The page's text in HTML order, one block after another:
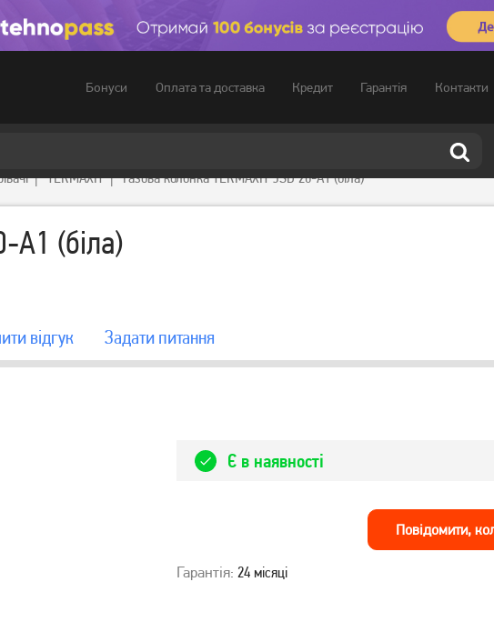
Бонуси Оплата та доставка Кредит Гарантія Контакти
TERMAXIT Газова колонка TERMAXIT JSD 20-A1 (біла)
A1 (біла)
вiдгук Задати питання
Є в наявності
Повiдомити,
Гарантія: 24 місяці